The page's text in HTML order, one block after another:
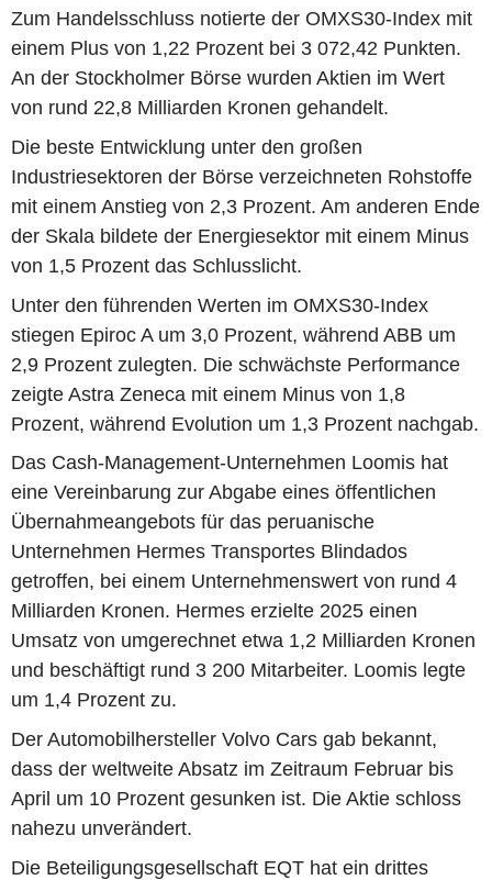
Zum Handelsschluss notierte der OMXS30-Index mit
einem Plus von 1,22 Prozent bei 3 072,42 Punkten.
An der Stockholmer Börse wurden Aktien im Wert
von rund 22,8 Milliarden Kronen gehandelt.
Die beste Entwicklung unter den großen
Industriesektoren der Börse verzeichneten Rohstoffe
mit einem Anstieg von 2,3 Prozent. Am anderen Ende
der Skala bildete der Energiesektor mit einem Minus
von 1,5 Prozent das Schlusslicht.
Unter den führenden Werten im OMXS30-Index
stiegen Epiroc A um 3,0 Prozent, während ABB um
2,9 Prozent zulegten. Die schwächste Performance
zeigte Astra Zeneca mit einem Minus von 1,8
Prozent, während Evolution um 1,3 Prozent nachgab.
Das Cash-Management-Unternehmen Loomis hat
eine Vereinbarung zur Abgabe eines öffentlichen
Übernahmeangebots für das peruanische
Unternehmen Hermes Transportes Blindados
getroffen, bei einem Unternehmenswert von rund 4
Milliarden Kronen. Hermes erzielte 2025 einen
Umsatz von umgerechnet etwa 1,2 Milliarden Kronen
und beschäftigt rund 3 200 Mitarbeiter. Loomis legte
um 1,4 Prozent zu.
Der Automobilhersteller Volvo Cars gab bekannt,
dass der weltweite Absatz im Zeitraum Februar bis
April um 10 Prozent gesunken ist. Die Aktie schloss
nahezu unverändert.
Die Beteiligungsgesellschaft EQT hat ein drittes